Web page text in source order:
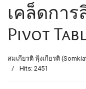
เคล็ดกา
Pivot
สมเกียรติ ฟุ้งเกียรติ
Hits: 2451